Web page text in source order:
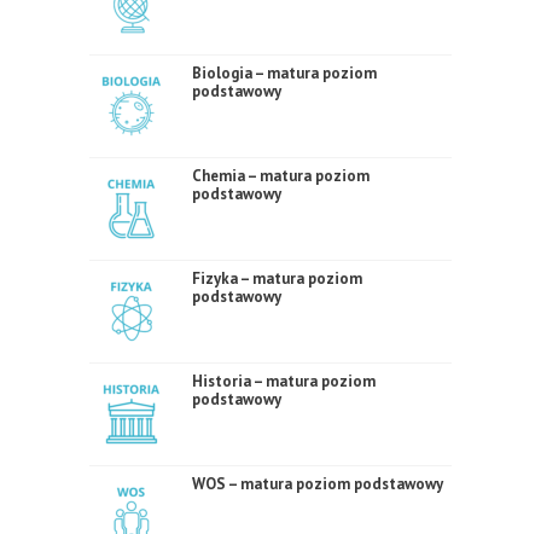
Biologia – matura poziom
podstawowy
Chemia – matura poziom
podstawowy
Fizyka – matura poziom
podstawowy
Historia – matura poziom
podstawowy
WOS – matura poziom podstawowy